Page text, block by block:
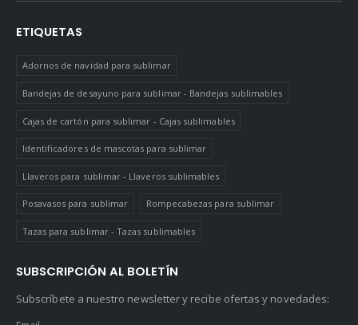
ETIQUETAS
Adornos de navidad para sublimar
Bandejas de desayuno para sublimar - Bandejas sublimables
Cajas de cartón para sublimar - Cajas sublimables
Identificadores de mascotas para sublimar
Llaveros para sublimar - Llaveros sublimables
Posavasos para sublimar Rompecabezas para sublimar
Tazas para sublimar - Tazas sublimables
SUBSCRIPCIÓN AL BOLETÍN
Subscríbete a nuestro newsletter y recibe ofertas y novedades: